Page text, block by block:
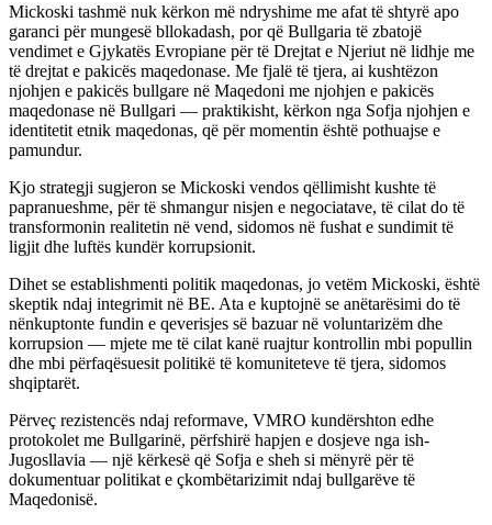
Mickoski tashmë nuk kërkon më ndryshime me afat të shtyrë apo
garanci për mungesë bllokadash, por që Bullgaria të zbatojë
vendimet e Gjykatës Evropiane për të Drejtat e Njeriut në lidhje me
të drejtat e pakicës maqedonase. Me fjalë të tjera, ai kushtëzon
njohjen e pakicës bullgare në Maqedoni me njohjen e pakicës
maqedonase në Bullgari — praktikisht, kërkon nga Sofja njohjen e
identitetit etnik maqedonas, që për momentin është pothuajse e
pamundur.
Kjo strategji sugjeron se Mickoski vendos qëllimisht kushte të
papranueshme, për të shmangur nisjen e negociatave, të cilat do të
transformonin realitetin në vend, sidomos në fushat e sundimit të
ligjit dhe luftës kundër korrupsionit.
Dihet se establishmenti politik maqedonas, jo vetëm Mickoski, është
skeptik ndaj integrimit në BE. Ata e kuptojnë se anëtarësimi do të
nënkuptonte fundin e qeverisjes së bazuar në voluntarizëm dhe
korrupsion — mjete me të cilat kanë ruajtur kontrollin mbi popullin
dhe mbi përfaqësuesit politikë të komuniteteve të tjera, sidomos
shqiptarët.
Përveç rezistencës ndaj reformave, VMRO kundërshton edhe
protokolet me Bullgarinë, përfshirë hapjen e dosjeve nga ish-
Jugosllavia — një kërkesë që Sofja e sheh si mënyrë për të
dokumentuar politikat e çkombëtarizimit ndaj bullgarëve të
Maqedonisë.